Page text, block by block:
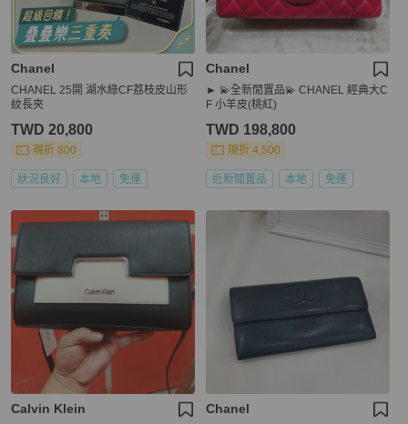
Chanel
CHANEL 25開 湖水綠CF荔枝皮山形
紋長夾
TWD 20,800
現折 800
狀況良好 本地 免運
Chanel
► 💫全新閒置品💫 CHANEL 經典大C
F 小羊皮(桃紅)
TWD 198,800
現折 4,500
近新閒置品 本地 免運
Calvin Klein Chanel